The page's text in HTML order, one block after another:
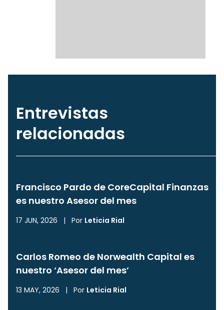
Entrevistas
relacionadas
Francisco Pardo de CoreCapital Finanzas
es nuestro Asesor del mes
17 JUN, 2026 | Por Leticia Rial
Carlos Romeo de Norwealth Capital es
nuestro ‘Asesor del mes’
13 MAY, 2026 | Por Leticia Rial